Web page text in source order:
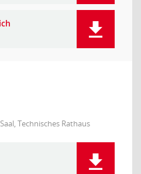
Technisches Rathaus